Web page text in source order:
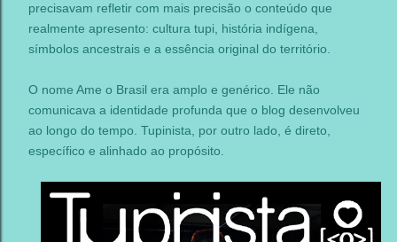
precisavam refletir com mais precisão o conteúdo que
realmente apresento: cultura tupi, história indígena,
símbolos ancestrais e a essência original do território.
O nome Ame o Brasil era amplo e genérico. Ele não
comunicava a identidade profunda que o blog desenvolveu
ao longo do tempo. Tupinista, por outro lado, é direto,
específico e alinhado ao propósito.